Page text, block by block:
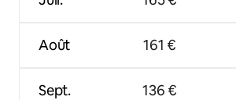
Août
Sept.
161 €
136 €